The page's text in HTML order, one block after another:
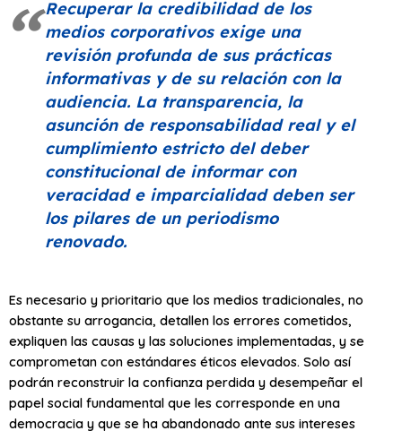
Recuperar la credibilidad de los
medios corporativos exige una
revisión profunda de sus prácticas
informativas y de su relación con la
audiencia. La transparencia, la
asunción de responsabilidad real y el
cumplimiento estricto del deber
constitucional de informar con
veracidad e imparcialidad deben ser
los pilares de un periodismo
renovado.
Es necesario y prioritario que los medios tradicionales, no
obstante su arrogancia, detallen los errores cometidos,
expliquen las causas y las soluciones implementadas, y se
comprometan con estándares éticos elevados. Solo así
podrán reconstruir la confianza perdida y desempeñar el
papel social fundamental que les corresponde en una
democracia y que se ha abandonado ante sus intereses